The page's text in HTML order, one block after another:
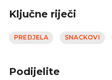
Ključne riječi
PREDJELA SNACKOVI
Podijelite